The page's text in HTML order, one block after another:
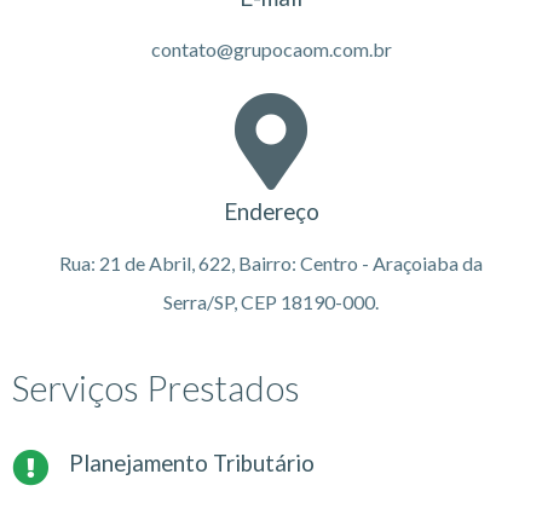
contato@grupocaom.com.br
Endereço
Rua: 21 de Abril, 622, Bairro: Centro - Araçoiaba da
Serra/SP, CEP 18190-000.
Serviços Prestados
Planejamento Tributário